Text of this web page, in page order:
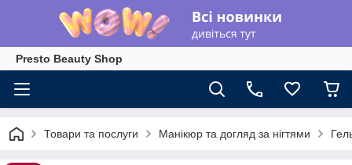
Presto Beauty Shop
Товари та послуги Манікюр та догляд за нігтями